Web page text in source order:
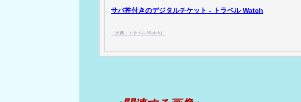
サバ丼付きのデジタルチケット - トラベル Watch
（出典：トラベル Watch）